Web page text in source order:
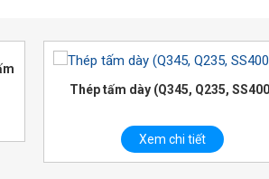
Thép cuộn cán nguội